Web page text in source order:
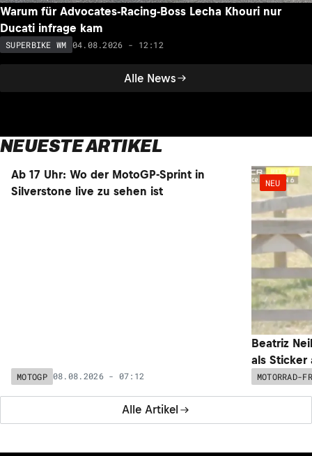
Alle News
Warum für Advocates-Racing-Boss Lecha Khouri nur
Ducati infrage kam
SUPERBIKE WM 04.08.2026 - 12:12
NEUESTE ARTIKEL
Alle Artikel
MOTOGP 08.08.2026 - 07:12
NEU
Beatriz
als Sticker
MOTORRAD-